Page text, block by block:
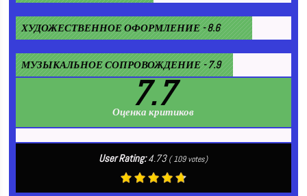
ХУДОЖЕСТВЕННОЕ ОФОРМЛЕНИЕ - 8.6
МУЗЫКАЛЬНОЕ СОПРОВОЖДЕНИЕ - 7.9
7.7
Оценка критиков
User Rating:4.73 (109votes)